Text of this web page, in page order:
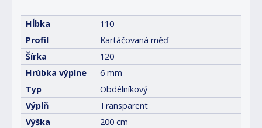
Hĺbka
110
Profil
Kartáčovaná měď
Šírka
120
Hrúbka výplne
6 mm
Typ
Obdélníkový
Výplň
Transparent
Výška
200 cm